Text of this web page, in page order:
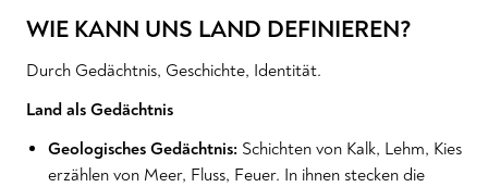
WIE KANN UNS LAND DEFINIEREN?
Durch Gedächtnis, Geschichte, Identität.
Land als Gedächtnis
Geologisches Gedächtnis: Schichten von Kalk, Lehm, Kies
erzählen von Meer, Fluss, Feuer. In ihnen stecken die